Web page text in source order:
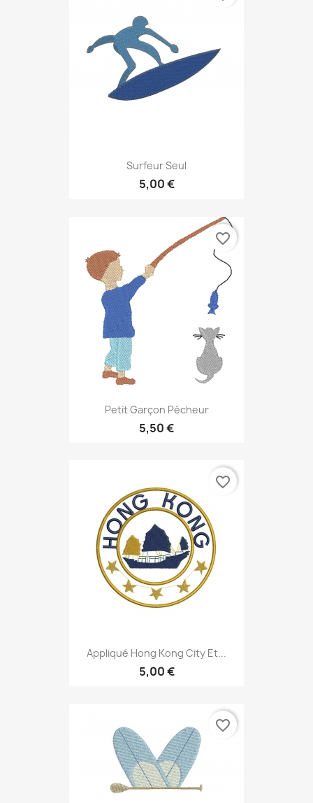
Surfeur Seul
5,00 €
Petit Garçon Pécheur
5,50 €
favorite_border
Appliqué Hong Kong City Et...
5,00 €
favorite_border
favorite_border